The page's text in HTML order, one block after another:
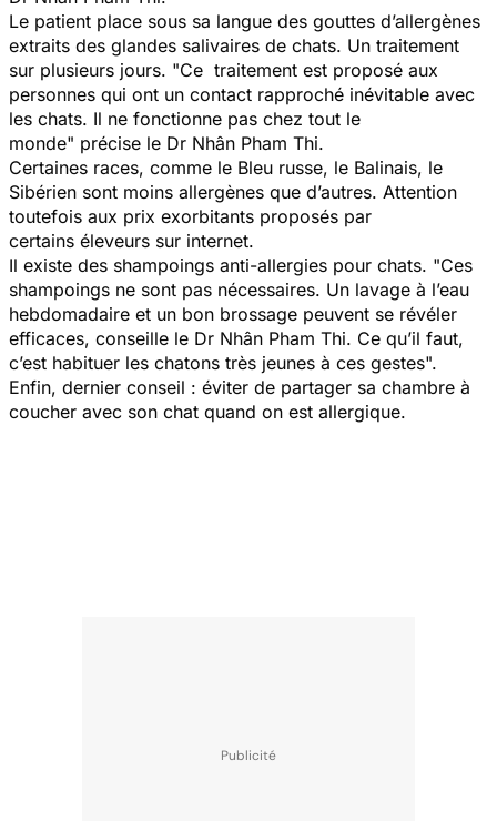
Le patient place sous sa langue des gouttes d’allergènes
extraits des glandes salivaires de chats. Un traitement
sur plusieurs jours. "Ce traitement est proposé aux
personnes qui ont un contact rapproché inévitable avec
les chats. Il ne fonctionne pas chez tout le
monde" précise le Dr Nhân Pham Thi.
Certaines races, comme le Bleu russe, le Balinais, le
Sibérien sont moins allergènes que d’autres. Attention
toutefois aux prix exorbitants proposés par
certains éleveurs sur internet.
Il existe des shampoings anti-allergies pour chats. "Ces
shampoings ne sont pas nécessaires. Un lavage à l’eau
hebdomadaire et un bon brossage peuvent se révéler
efficaces, conseille le Dr Nhân Pham Thi. Ce qu’il faut,
c’est habituer les chatons très jeunes à ces gestes".
Enfin, dernier conseil : éviter de partager sa chambre à
coucher avec son chat quand on est allergique.